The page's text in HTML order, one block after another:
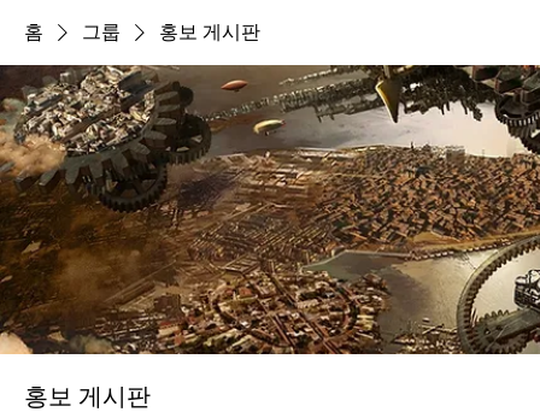
홈 그룹 홍보 게시판
홍보 게시판